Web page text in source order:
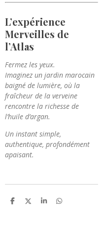
L’expérience
Merveilles de
l’Atlas
Fermez les yeux.
Imaginez un jardin marocain
baigné de lumière, où la
fraîcheur de la verveine
rencontre la richesse de
l’huile d’argan.
Un instant simple,
authentique, profondément
apaisant.
P
P
P
P